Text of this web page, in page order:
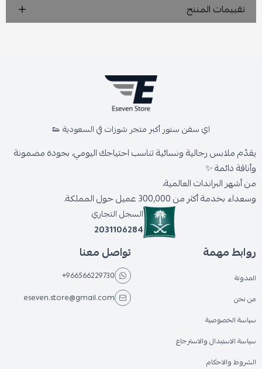
تقييمات المنتج
اي سفن ستور أكبر متجر شوزات في السعودية 👟
يقدّم ملابس رجالية ونسائية تناسب احتياجك اليومي، بجودة مضمونة
وأناقة دائمة ✨
من أشهر البراندات العالمية،
وسعداء بخدمة أكثر من 300,000 عميل حول المملكة.
السجل التجاري
2031106284
روابط مهمة
المدونة
من نحن
سياسة الخصوصية
سياسة الاستبدال والاسترجاع
الشروط والاحكام
تواصل معنا
+966566229730
eseven.store@gmail.com